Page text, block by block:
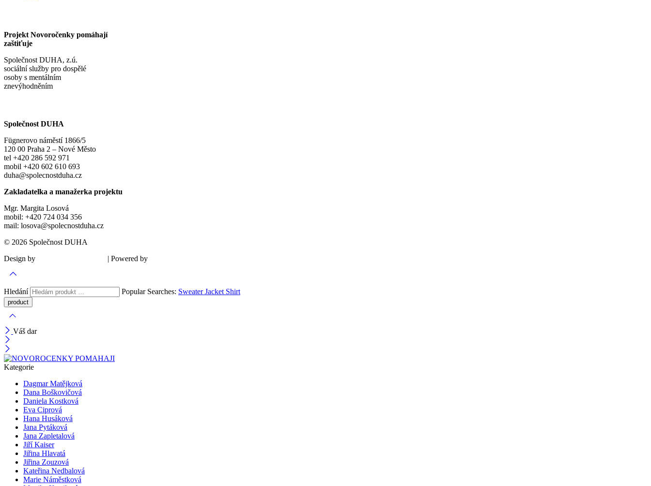
Projekt Novoročenky pomáhají
zaštiťuje
Společnost DUHA, z.ú.
sociální služby pro dospělé
osoby s mentálním
znevýhodněním
Společnost DUHA
Fügnerovo náměstí 1866/5
120 00 Praha 2 – Nové Město
tel +420 286 592 971
mobil +420 602 610 693
duha@spolecnostduha.cz
Zakladatelka a manažerka projektu
Mgr. Margita Losová
mobil: +420 724 034 356
mail: losova@spolecnostduha.cz
© 2026 Společnost DUHA
Design by
| Powered by
Hledání Popular Searches: SweaterJacket Shirt
Váš dar
Kategorie
Dagmar Matějková
Dana Boškovičová
Daniela Kostková
Eva Ciprová
Hana Husáková
Jana Pytáková
Jana Zapletalová
Jiří Kaiser
Jiřina Hlavatá
Jiřina Zouzová
Kateřina Nedbalová
Marie Náměstková